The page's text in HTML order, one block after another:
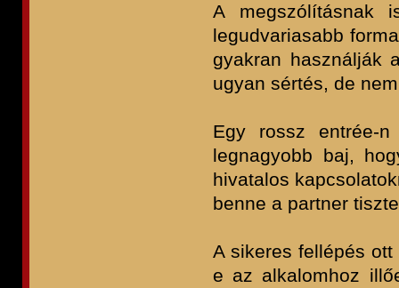
A megszólításnak
legudvariasabb
gyakran használják
ugyan sértés, de
Egy rossz entrée-
legnagyobb baj,
hivatalos
benne a partner
A sikeres fellépés
e az alkalomhoz